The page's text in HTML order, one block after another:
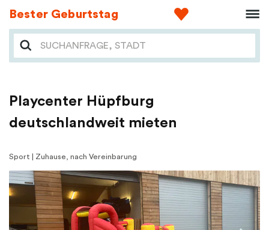
Bester Geburtstag
Playcenter Hüpfburg
deutschlandweit mieten
Sport | Zuhause, nach Vereinbarung